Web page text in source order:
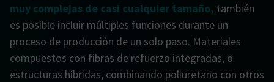
muy complejas de casi cualquier tamaño, también
es posible incluir múltiples funciones durante un
proceso de producción de un solo paso. Materiales
compuestos con fibras de refuerzo integradas, o
estructuras híbridas, combinando poliuretano con otros